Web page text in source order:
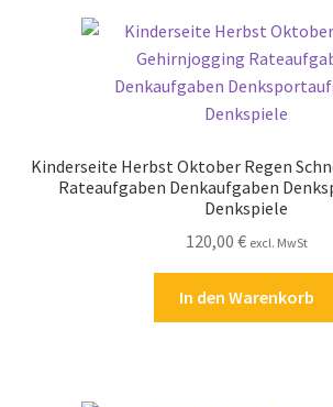
Kinderseite Herbst Oktober Regen
Rateaufgaben Denkaufgaben
Denkspiele
120,00 € excl. MwSt
In den Warenkorb